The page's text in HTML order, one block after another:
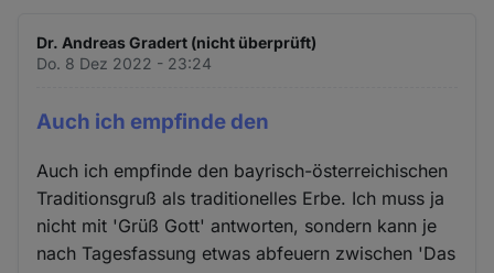
Dr. Andreas Gradert (nicht überprüft)
Do. 8 Dez 2022 - 23:24
Auch ich empfinde den
Auch ich empfinde den bayrisch-österreichischen
Traditionsgruß als traditionelles Erbe. Ich muss ja
nicht mit 'Grüß Gott' antworten, sondern kann je
nach Tagesfassung etwas abfeuern zwischen 'Das